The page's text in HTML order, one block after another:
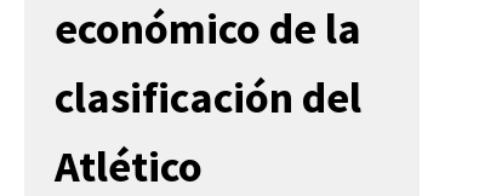
económico de la
clasificación del
Atlético